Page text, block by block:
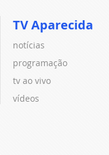
TV Aparecida
notícias
programação
tv ao vivo
vídeos